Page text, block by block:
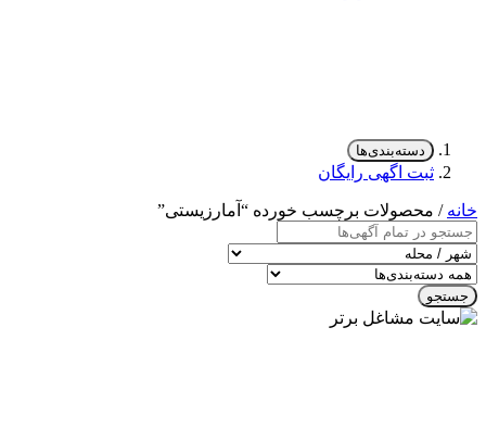
دسته‌بندی‌ها
ثبت اگهی رایگان
خانه / محصولات برچسب خورده “آمارزیستی”
جستجو